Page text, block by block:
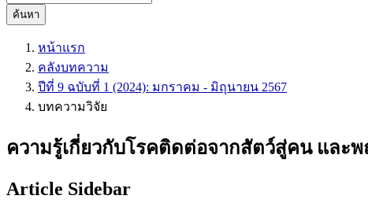
ค้นหา
หน้าแรก
คลังบทความ
ปีที่ 9 ฉบับที่ 1 (2024): มกราคม - มิถุนายน 2567
บทความวิจัย
ความรู้เกี่ยวกับโรคติดต่อจากสัตว์สู่คน และ
Article Sidebar